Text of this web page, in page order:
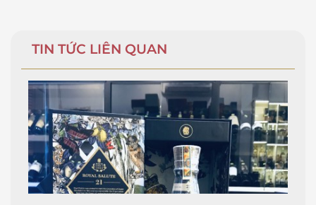
TIN TỨC LIÊN QUAN